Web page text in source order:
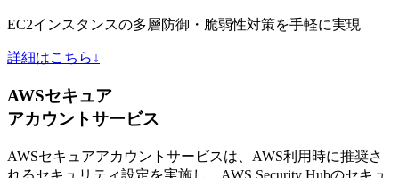
EC2インスタンスの多層防御・脆弱性対策を手軽に実現
詳細はこちら↓
AWSセキュア
アカウントサービス
AWSセキュアアカウントサービスは、AWS利用時に推奨さ
れるセキュリティ設定を実施し、AWS Security Hubのセキュ